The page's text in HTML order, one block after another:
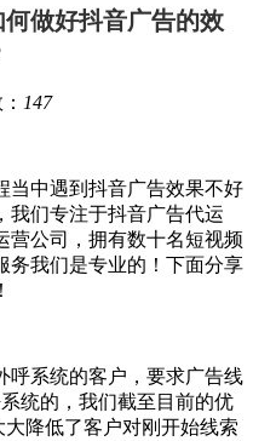
做好抖音广告的效
147
当中遇到抖音广告效果不好
我们专注于抖音广告代运
营公司，拥有数十名短视频
务我们是专业的！下面分享
呼系统的客户，要求广告线
统的，我们截至目前的优
降低了客户对刚开始线索